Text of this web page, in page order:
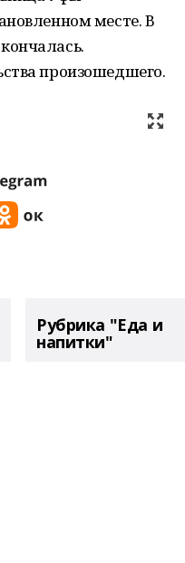
месте. В
произошедшего.
Рубрика "Еда и
напитки"